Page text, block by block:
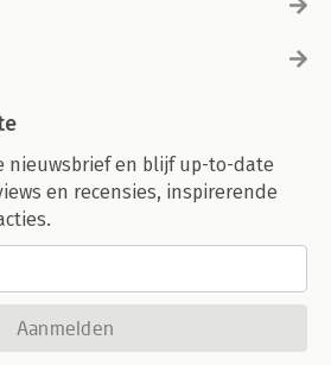
nieuwsbrief en blijf up-to-date
en recensies, inspirerende
Aanmelden